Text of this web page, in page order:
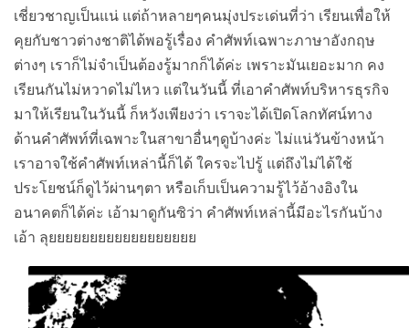
เชี่ยวชาญเป็นแน่ แต่ถ้าหลายๆคนมุ่งประเด่นที่ว่า เรียนเพื่อให้
คุยกับชาวต่างชาติได้พอรู้เรื่อง คำศัพท์เฉพาะภาษาอังกฤษ
ต่างๆ เราก็ไม่จำเป็นต้องรู้มากก็ได้ค่ะ เพราะมันเยอะมาก คง
เรียนกันไม่หวาดไม่ไหว แต่ในวันนี้ ที่เอาคำศัพท์บริหารธุรกิจ
มาให้เรียนในวันนี้ ก็หวังเพียงว่า เราจะได้เปิดโลกทัศน์ทาง
ด้านคำศัพท์ที่เฉพาะในสาขาอื่นๆดูบ้างค่ะ ไม่แน่วันข้างหน้า
เราอาจใช้คำศัพท์เหล่านี้ก็ได้ ใครจะไปรู้ แต่ถึงไม่ได้ใช้
ประโยชน์ก็ดูไว้ผ่านๆตา หรือเก็บเป็นความรู้ไว้อ้างอิงใน
อนาคตก็ได้ค่ะ เอ้ามาดูกันซิว่า คำศัพท์เหล่านี้มีอะไรกันบ้าง
เอ้า ลุยยยยยยยยยยยยยยยยยย